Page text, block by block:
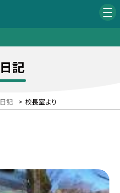
日記
日記 > 校長室より